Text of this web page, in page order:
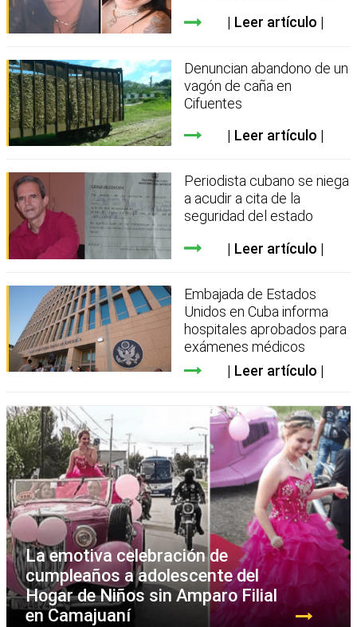
Leer artículo
Denuncian abandono de un
vagón de caña en
Cifuentes
Leer artículo
Periodista cubano se niega
a acudir a cita de la
seguridad del estado
Leer artículo
Embajada de Estados
Unidos en Cuba informa
hospitales aprobados para
exámenes médicos
Leer artículo
La emotiva celebración de
cumpleaños a adolescente del
Hogar de Niños sin Amparo Filial
en Camajuaní